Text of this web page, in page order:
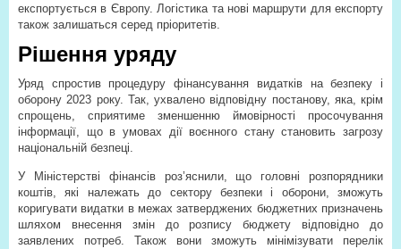
експортується в Європу. Логістика та нові маршрути для експорту
також залишаться серед пріоритетів.
Рішення уряду
Уряд спростив процедуру фінансування видатків на безпеку і
оборону 2023 року. Так, ухвалено відповідну постанову, яка, крім
спрощень, сприятиме зменшенню ймовірності просочування
інформації, що в умовах дії воєнного стану становить загрозу
національній безпеці.
У Міністерстві фінансів роз’яснили, що головні розпорядники
коштів, які належать до сектору безпеки і оборони, зможуть
коригувати видатки в межах затверджених бюджетних призначень
шляхом внесення змін до розпису бюджету відповідно до
заявлених потреб. Також вони зможуть мінімізувати перелік